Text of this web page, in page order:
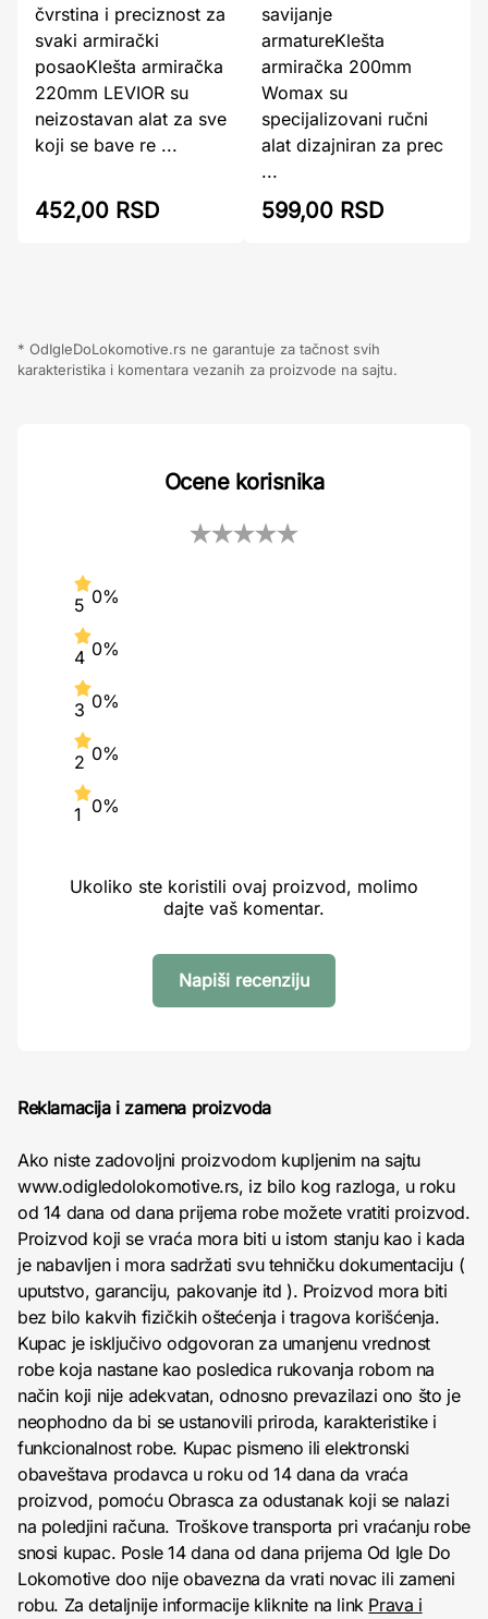
čvrstina i preciznost za
svaki armirački
posaoKlešta armiračka
220mm LEVIOR su
neizostavan alat za sve
koji se bave re ...
452,00 RSD
savijanje
armatureKlešta
armiračka 200mm
Womax su
specijalizovani ručni
alat dizajniran za prec
...
599,00 RSD
* OdIgleDoLokomotive.rs ne garantuje za tačnost svih
karakteristika i komentara vezanih za proizvode na sajtu.
Ocene korisnika
5 0%
4 0%
3 0%
2 0%
1 0%
Ukoliko ste koristili ovaj proizvod, molimo
dajte vaš komentar.
Napiši recenziju
Reklamacija i zamena proizvoda
Ako niste zadovoljni proizvodom kupljenim na sajtu
www.odigledolokomotive.rs, iz bilo kog razloga, u roku
od 14 dana od dana prijema robe možete vratiti proizvod.
Proizvod koji se vraća mora biti u istom stanju kao i kada
je nabavljen i mora sadržati svu tehničku dokumentaciju (
uputstvo, garanciju, pakovanje itd ). Proizvod mora biti
bez bilo kakvih fizičkih oštećenja i tragova korišćenja.
Kupac je isključivo odgovoran za umanjenu vrednost
robe koja nastane kao posledica rukovanja robom na
način koji nije adekvatan, odnosno prevazilazi ono što je
neophodno da bi se ustanovili priroda, karakteristike i
funkcionalnost robe. Kupac pismeno ili elektronski
obaveštava prodavca u roku od 14 dana da vraća
proizvod, pomoću Obrasca za odustanak koji se nalazi
na poledjini računa. Troškove transporta pri vraćanju robe
snosi kupac. Posle 14 dana od dana prijema Od Igle Do
Lokomotive doo nije obavezna da vrati novac ili zameni
robu. Za detaljnije informacije kliknite na link Prava i